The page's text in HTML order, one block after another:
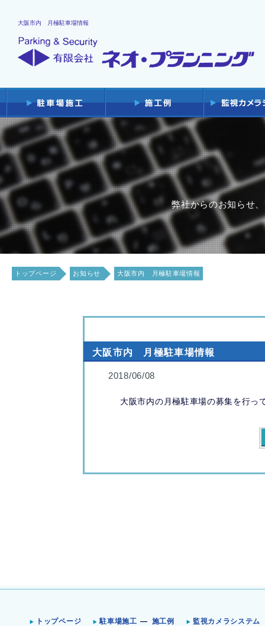
大阪市内 月極駐車場情報
弊社からのお知らせ
トップページ お知らせ 大阪市内 月極駐車場情報
大阪市内 月極駐車場情報
2018/06/08
大阪市内の月極駐車場の募集を行っ
トップページ 駐車場施工 施工例 監視カメラシステム